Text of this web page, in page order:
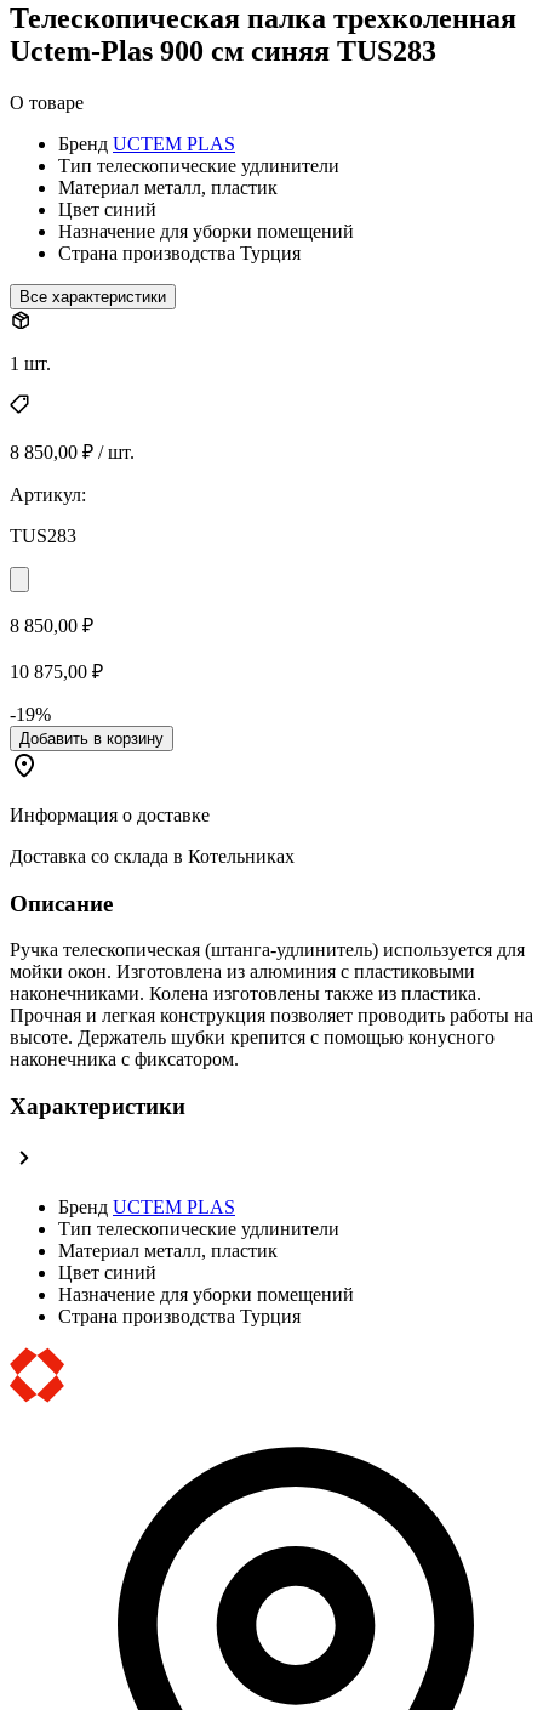
Телескопическая палка трехколенная
Uctem-Plas 900 см синяя TUS283
О товаре
Бренд UCTEM PLAS
Тип телескопические удлинители
Материал металл, пластик
Цвет синий
Назначение для уборки помещений
Страна производства Турция
Все характеристики
1 шт.
8 850,00 ₽ / шт.
Артикул:
TUS283
8 850,00 ₽
10 875,00 ₽
-19%
Добавить в корзину
Информация о доставке
Доставка со склада в Котельниках
Описание
Ручка телескопическая (штанга-удлинитель) используется для
мойки окон. Изготовлена из алюминия с пластиковыми
наконечниками. Колена изготовлены также из пластика.
Прочная и легкая конструкция позволяет проводить работы на
высоте. Держатель шубки крепится с помощью конусного
наконечника с фиксатором.
Характеристики
Бренд UCTEM PLAS
Тип телескопические удлинители
Материал металл, пластик
Цвет синий
Назначение для уборки помещений
Страна производства Турция